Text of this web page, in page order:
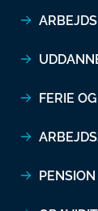
FERIE